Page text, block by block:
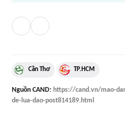
Cần Thơ TP.HCM
Nguồn CAND: https://cand.vn/mao-
de-lua-dao-post814189.html